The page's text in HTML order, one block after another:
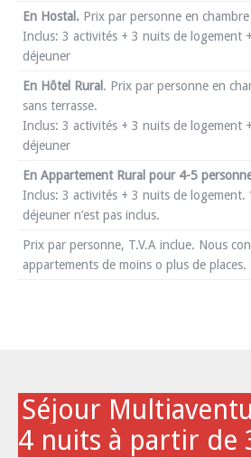
En Hostal. Prix par personne en
Inclus: 3 activités + 3 nuits de logement
déjeuner
En Hôtel Rural . Prix par personne en
sans terrasse.
Inclus: 3 activités + 3 nuits de logement
déjeuner
En Appartement Rural pour 4-5
Inclus: 3 activités + 3 nuits de
déjeuner n’est pas inclus.
Prix par personne, T.V.A inclue. Nous
appartements de moins o plus de places.
Séjour
4 nuits à partir de